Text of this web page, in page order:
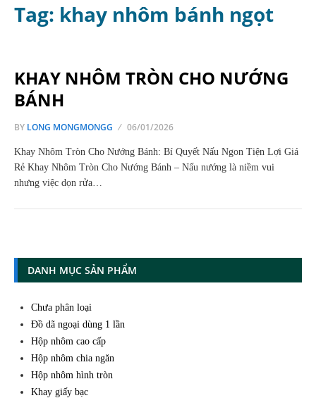
Tag: khay nhôm bánh ngọt
KHAY NHÔM TRÒN CHO NƯỚNG
BÁNH
BY LONG MONGMONGG 06/01/2026
Khay Nhôm Tròn Cho Nướng Bánh: Bí Quyết Nấu Ngon Tiện Lợi Giá
Rẻ Khay Nhôm Tròn Cho Nướng Bánh – Nấu nướng là niềm vui
nhưng việc dọn rửa…
DANH MỤC SẢN PHẨM
Chưa phân loại
Đồ dã ngoại dùng 1 lần
Hộp nhôm cao cấp
Hộp nhôm chia ngăn
Hộp nhôm hình tròn
Khay giấy bạc